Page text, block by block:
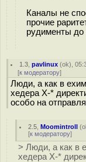
Каналы не
прочие
рудименты до
1.3 ,pavlinux (ok),
[к модератору]
Люди, а как в
хедера X-*
особо на
2.5 ,Moomintroll (
[к модератору]
> Люди, а как в
хедера X-*